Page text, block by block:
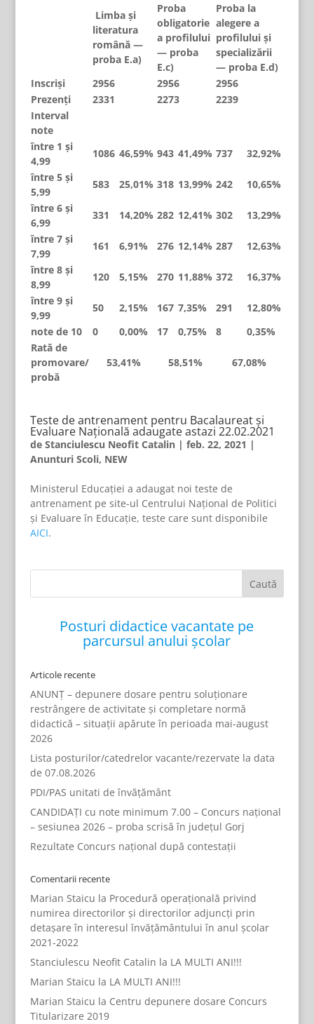
Limba și
literatura
română —
proba E.a)
Proba
obligatorie
a profilului
— proba
E.c)
Proba la
alegere a
profilului și
specializării
— proba E.d)
Inscriși
2956 2956
2956
Prezenți
2331 2273
2239
Interval
note
între 1 și
4,99
1086 46,59% 943 41,49% 737
32,92%
între 5 și
5,99
583 25,01% 318 13,99% 242
10,65%
între 6 și
6,99
331 14,20% 282 12,41% 302
13,29%
între 7 și
7,99
161 6,91% 276 12,14% 287
12,63%
între 8 și
8,99
120 5,15% 270 11,88% 372
16,37%
între 9 și
9,99
50 2,15% 167 7,35% 291
12,80%
note de 10
0 0,00% 17 0,75% 8
0,35%
Rată de
promovare/
probă
53,41% 58,51% 67,08%
Teste de antrenament pentru Bacalaureat și
Evaluare Națională adaugate astazi 22.02.2021
de Stanciulescu Neofit Catalin| feb. 22, 2021 |
Anunturi Scoli, NEW
Ministerul Educației a adaugat noi teste de
antrenament pe site-ul Centrului Național de Politici
și Evaluare în Educație, teste care sunt disponibile
AICI.
Posturi didactice vacantate pe
parcursul anului școlar
Articole recente
ANUNȚ – depunere dosare pentru soluționare
restrângere de activitate și completare normă
didactică – situații apărute în perioada mai-august
2026
Lista posturilor/catedrelor vacante/rezervate la data
de 07.08.2026
PDI/PAS unitati de învățământ
CANDIDAȚI cu note minimum 7.00 – Concurs național
– sesiunea 2026 – proba scrisă în județul Gorj
Rezultate Concurs național după contestații
Comentarii recente
Marian Staicu la Procedură operațională privind
numirea directorilor și directorilor adjuncți prin
detașare în interesul învățământului în anul școlar
2021-2022
Stanciulescu Neofit Catalin la LA MULTI ANI!!!
Marian Staicu la LA MULTI ANI!!!
Marian Staicu la Centru depunere dosare Concurs
Titularizare 2019